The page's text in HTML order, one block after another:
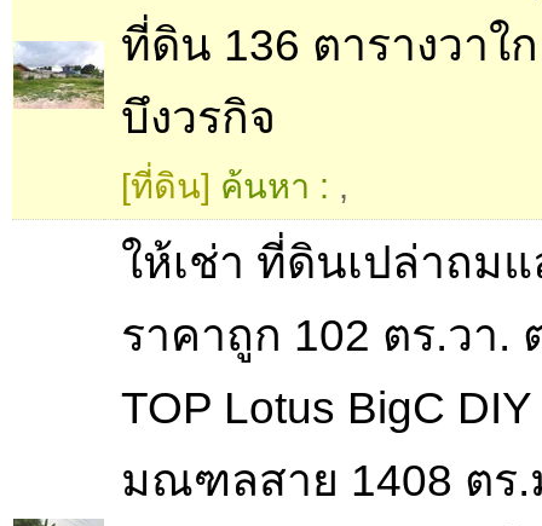
ที่ดิน 136 ตารางวาใ
บึงวรกิจ
[ที่ดิน] ค้นหา : ,
ให้เช่า ที่ดินเปล่าถม
ราคาถูก 102 ตร.วา.
TOP Lotus BigC
มณฑลสาย 1408 ตร.